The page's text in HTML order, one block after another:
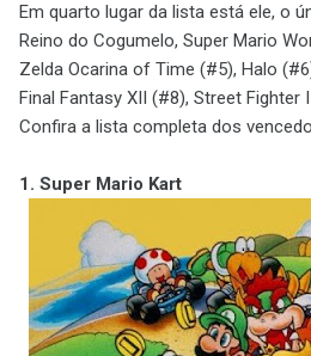
Em quarto lugar da lista está ele, o
Reino do Cogumelo, Super Mario
Zelda Ocarina of Time (#5), Halo
Final Fantasy XII (#8), Street Fighter
Confira a lista completa dos
1. Super Mario Kart